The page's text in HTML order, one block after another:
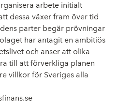
arbete initialt
dessa växer fram över tid
parter begär prövningar
har antagit en ambitiös
och anser att olika
till att förverkliga planen
villkor för Sveriges alla